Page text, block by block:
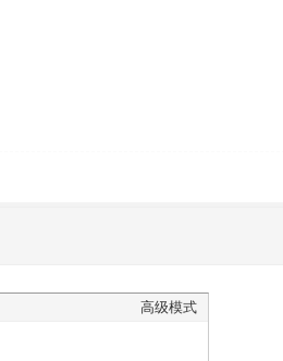
高级模式